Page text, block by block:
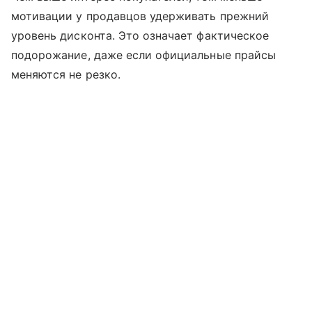
мотивации у продавцов удерживать прежний
уровень дисконта. Это означает фактическое
подорожание, даже если официальные прайсы
меняются не резко.